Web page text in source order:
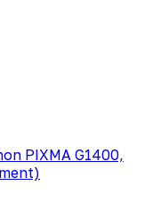
PIXMA G1400,